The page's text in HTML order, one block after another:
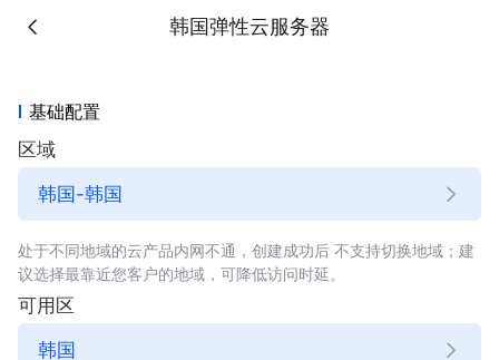
韩国弹性云服务器
基础配置
区域
韩国-韩国
处于不同地域的云产品内网不通，创建成功后 不支持切换地域； 建
议选择最靠近您客户的地域，可降低访问时延。
可用区